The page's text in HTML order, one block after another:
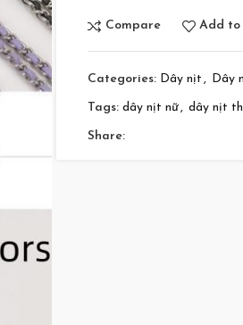
Compare Add to
Categories: Dây nịt , Dây
Tags: dây nịt nữ , dây nịt
Share: